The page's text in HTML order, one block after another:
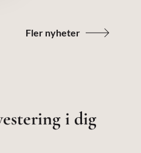
Fler nyheter
i dig